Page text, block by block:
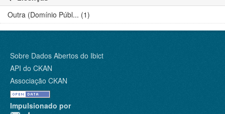
Outra (Domínio Públ... (1)
Sobre Dados Abertos do Ibict
API do CKAN
Associação CKAN
Impulsionado por